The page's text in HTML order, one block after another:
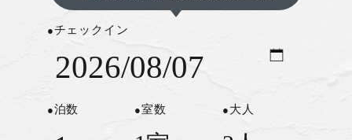
チェックイン
泊数 室数 大人